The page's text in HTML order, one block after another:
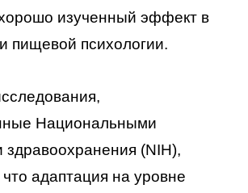
изученный эффект в
пищевой психологии.
Национальными
здравоохранения (NIH),
адаптация на уровне